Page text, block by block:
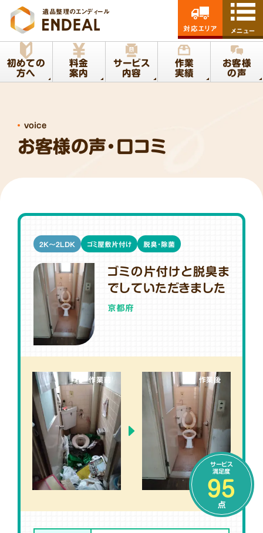
遺品整理のエンディール
初めての
方へ
料金
案内
サービス
内容
作業
実績
お客様
の声
対応エリア メニュー
お客様の声・口コミ
voice
ゴミの片付けと脱臭ま
でしていただきました
京都府
2K～2LDK ゴミ屋敷片付け 脱臭・除菌
作業前 作業後
サービス
満足度
95
点